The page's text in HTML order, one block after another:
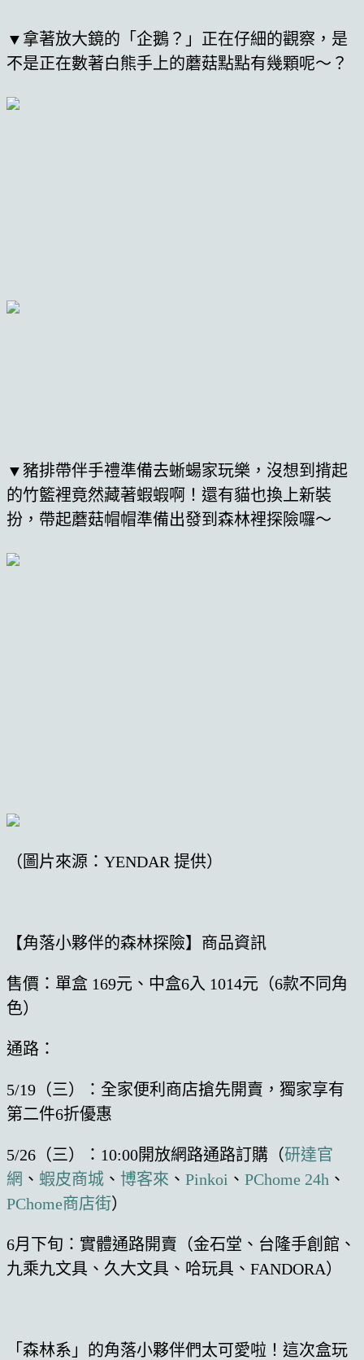
▼拿著放大鏡的「企鵝？」正在仔細的觀察，是
不是正在數著白熊手上的蘑菇點點有幾顆呢～？
▼豬排帶伴手禮準備去蜥蝪家玩樂，沒想到揹起
的竹籃裡竟然藏著蝦蝦啊！還有貓也換上新裝
扮，帶起蘑菇帽帽準備出發到森林裡探險囉～
（圖片來源：YENDAR 提供）
【角落小夥伴的森林探險】商品資訊
售價：單盒 169元、中盒6入 1014元（6款不同角
色）
通路：
5/19（三）：全家便利商店搶先開賣，獨家享有
第二件6折優惠
5/26（三）：10:00開放網路通路訂購（研達官
網 、 蝦皮商城 、 博客來 、 Pinkoi 、 PChome 24h 、
PChome商店街）
6月下旬：實體通路開賣（金石堂、台隆手創館、
九乘九文具、久大文具、哈玩具、FANDORA）
「森林系」的角落小夥伴們太可愛啦！這次盒玩